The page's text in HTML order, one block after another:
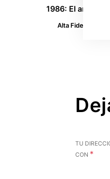
1986: El año que
Alta Fidelidad
TU
CON *